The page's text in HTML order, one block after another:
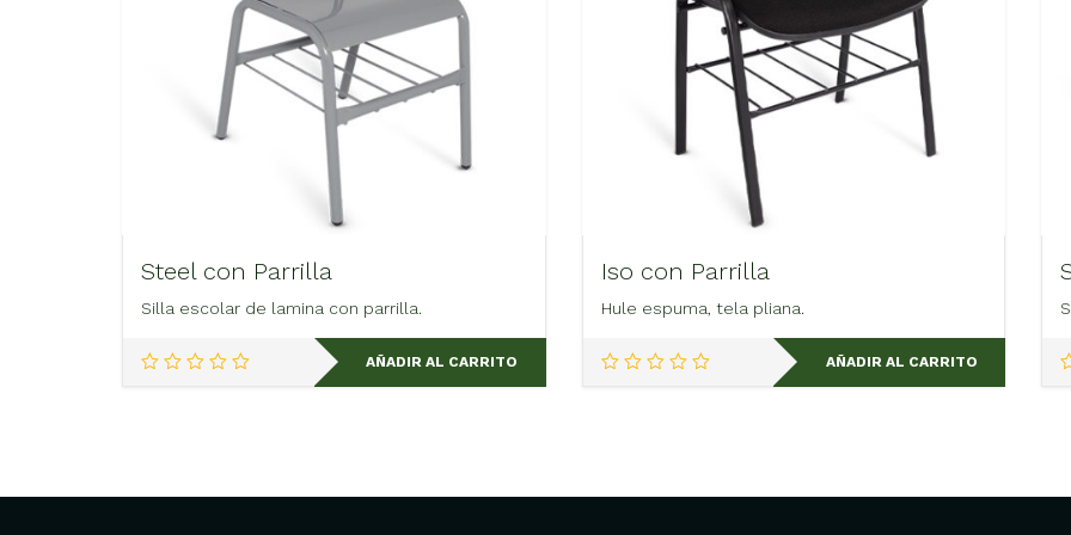
Steel con Parrilla
Silla escolar de lamina con parrilla.
AÑADIR AL CARRITO
Iso con Parrilla
Hule espuma, tela pliana.
AÑADIR AL CARRITO